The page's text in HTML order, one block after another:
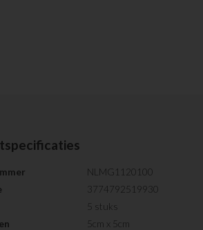
NLMG1120100
3774792519930
5 stuks
5cm x 5cm